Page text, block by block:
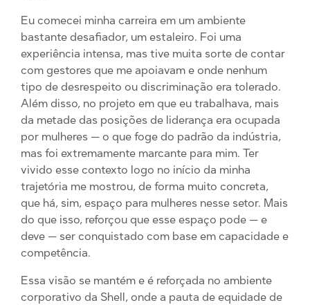
Eu comecei minha carreira em um ambiente
bastante desafiador, um estaleiro. Foi uma
experiência intensa, mas tive muita sorte de contar
com gestores que me apoiavam e onde nenhum
tipo de desrespeito ou discriminação era tolerado.
Além disso, no projeto em que eu trabalhava, mais
da metade das posições de liderança era ocupada
por mulheres — o que foge do padrão da indústria,
mas foi extremamente marcante para mim. Ter
vivido esse contexto logo no início da minha
trajetória me mostrou, de forma muito concreta,
que há, sim, espaço para mulheres nesse setor. Mais
do que isso, reforçou que esse espaço pode — e
deve — ser conquistado com base em capacidade e
competência.
Essa visão se mantém e é reforçada no ambiente
corporativo da Shell, onde a pauta de equidade de